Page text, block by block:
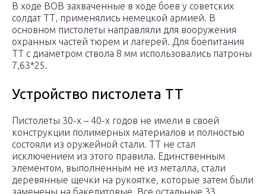
В ходе ВОВ захваченные в ходе боев у советских
солдат ТТ, применялись немецкой армией. В
основном пистолеты направляли для вооружения
охранных частей тюрем и лагерей. Для боепитания
ТТ с диаметром ствола 8 мм использовались патроны
7,63*25.
Устройство пистолета ТТ
Пистолеты 30-х – 40-х годов не имели в своей
конструкции полимерных материалов и полностью
состояли из оружейной стали. ТТ не стал
исключением из этого правила. Единственным
элементом, выполненным не из металла, стали
деревянные щечки на рукоятке, которые затем были
заменены на бакелитовые. Все остальные 33